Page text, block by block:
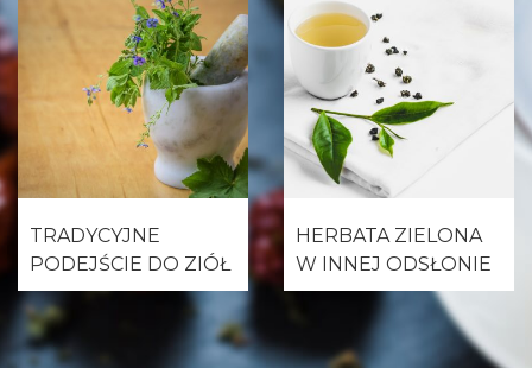
TRADYCYJNE
PODEJŚCIE DO ZIÓŁ
HERBATA ZIELONA
W INNEJ ODSŁONIE